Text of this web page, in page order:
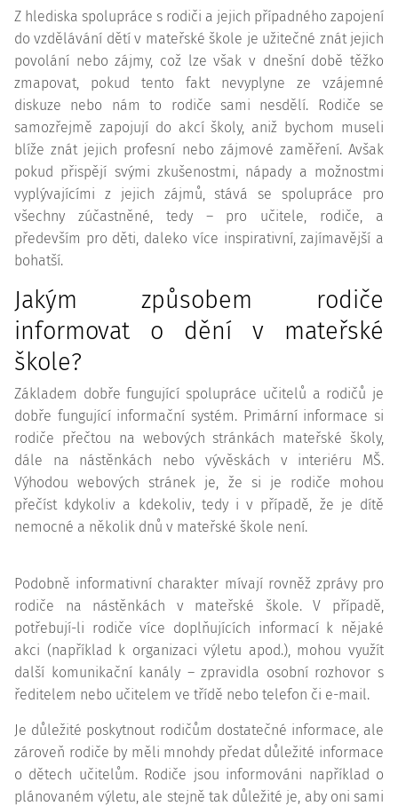
Z hlediska spolupráce s rodiči a jejich případného zapojení
do vzdělávání dětí v mateřské škole je užitečné znát jejich
povolání nebo zájmy, což lze však v dnešní době těžko
zmapovat, pokud tento fakt nevyplyne ze vzájemné
diskuze nebo nám to rodiče sami nesdělí. Rodiče se
samozřejmě zapojují do akcí školy, aniž bychom museli
blíže znát jejich profesní nebo zájmové zaměření. Avšak
pokud přispějí svými zkušenostmi, nápady a možnostmi
vyplývajícími z jejich zájmů, stává se spolupráce pro
všechny zúčastněné, tedy – pro učitele, rodiče, a
především pro děti, daleko více inspirativní, zajímavější a
bohatší.
Jakým způsobem rodiče
informovat o dění v mateřské
škole?
Základem dobře fungující spolupráce učitelů a rodičů je
dobře fungující informační systém. Primární informace si
rodiče přečtou na webových stránkách mateřské školy,
dále na nástěnkách nebo vývěskách v interiéru MŠ.
Výhodou webových stránek je, že si je rodiče mohou
přečíst kdykoliv a kdekoliv, tedy i v případě, že je dítě
nemocné a několik dnů v mateřské škole není.
Podobně informativní charakter mívají rovněž zprávy pro
rodiče na nástěnkách v mateřské škole. V případě,
potřebují-li rodiče více doplňujících informací k nějaké
akci (například k organizaci výletu apod.), mohou využít
další komunikační kanály – zpravidla osobní rozhovor s
ředitelem nebo učitelem ve třídě nebo telefon či e-mail.
Je důležité poskytnout rodičům dostatečné informace, ale
zároveň rodiče by měli mnohdy předat důležité informace
o dětech učitelům. Rodiče jsou informováni například o
plánovaném výletu, ale stejně tak důležité je, aby oni sami